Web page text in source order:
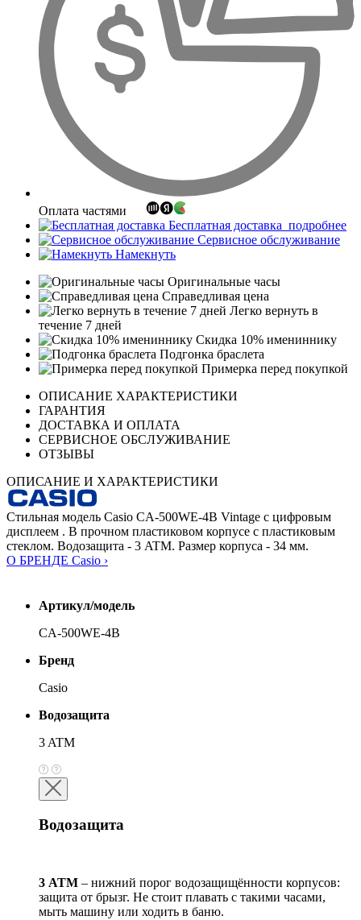
Оплата частями
Бесплатная доставка подробнее
Сервисное обслуживание
Намекнуть
Оригинальные часы
Справедливая цена
Легко вернуть в
течение 7 дней
Скидка 10% имениннику
Подгонка браслета
Примерка перед покупкой
ОПИСАНИЕ ХАРАКТЕРИСТИКИ
ГАРАНТИЯ
ДОСТАВКА И ОПЛАТА
СЕРВИСНОЕ ОБСЛУЖИВАНИЕ
ОТЗЫВЫ
ОПИСАНИЕ И ХАРАКТЕРИСТИКИ
Стильная модель Casio CA-500WE-4B Vintage с цифровым
дисплеем . В прочном пластиковом корпусе с пластиковым
стеклом. Водозащита - 3 ATM. Размер корпуса - 34 мм.
О БРЕНДЕ Casio ›
Артикул/модель
CA-500WE-4B
Бренд
Casio
Водозащита
3 ATM
Водозащита
3 АТМ – нижний порог водозащищённости корпусов:
защита от брызг. Не стоит плавать с такими часами,
мыть машину или ходить в баню.